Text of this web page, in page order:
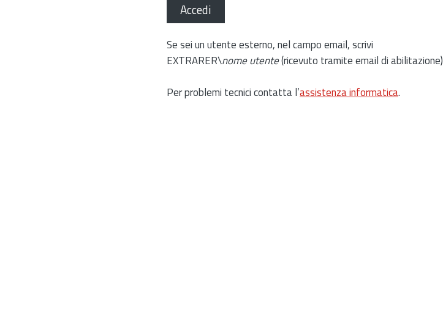
Accedi
Se sei un utente esterno, nel campo email, scrivi
EXTRARER\nome utente(ricevuto tramite email di abilitazione)
Per problemi tecnici contatta l’assistenza informatica.